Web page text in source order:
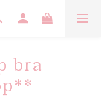
bra